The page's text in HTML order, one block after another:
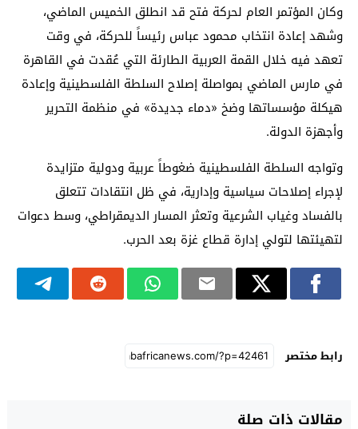
وكان المؤتمر العام لحركة فتح قد انطلق الخميس الماضي،
وشهد إعادة انتخاب محمود عباس رئيساً للحركة، في وقت
تعهد فيه خلال القمة العربية الطارئة التي عُقدت في القاهرة
في مارس الماضي بمواصلة إصلاح السلطة الفلسطينية وإعادة
هيكلة مؤسساتها وضخ «دماء جديدة» في منظمة التحرير
وأجهزة الدولة.
وتواجه السلطة الفلسطينية ضغوطاً عربية ودولية متزايدة
لإجراء إصلاحات سياسية وإدارية، في ظل انتقادات تتعلق
بالفساد وغياب الشرعية وتعثر المسار الديمقراطي، وسط دعوات
لتهيئتها لتولي إدارة قطاع غزة بعد الحرب.
رابط مختصر
مقالات ذات صلة